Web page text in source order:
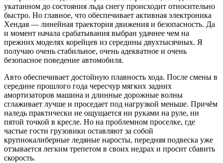
укатанном до состояния льда снегу происходит относительно
быстро. Но главное, что обеспечивает активная электроника
Хендая — линейная траектория движения и безопасность. Да
и момент начала срабатывания выбран удачнее чем на
прежних моделях корейцев из середины двухтысячных. Я
получаю очень стабильное, очень адекватное и очень
безопасное поведение автомобиля.
Авто обеспечивает достойную плавность хода. После смены в
середине прошлого года чересчур мягких задних
амортизаторов машина и длинные дорожные волны
сглаживает лучше и проседает под нагрузкой меньше. Причём
наледь практически не ощущается ни руками на руле, ни
пятой точкой в кресле. Но на проблемном проселке, где
частые гости грузовики оставляют за собой
крупнокалиберные ледяные наросты, передняя подвеска уже
отзывается легким трепетом в своих недрах и просит сбавить
скорость.